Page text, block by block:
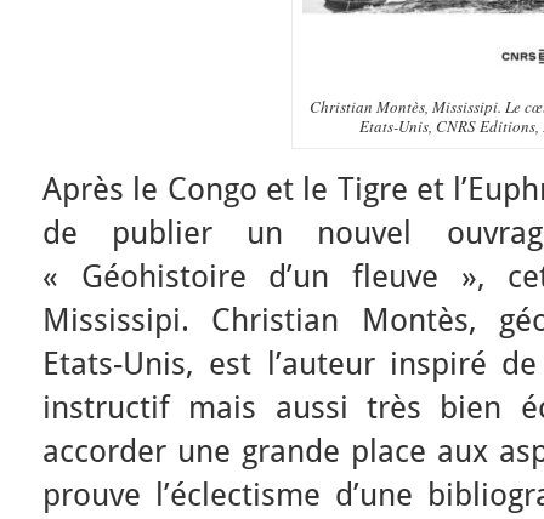
Christian Montès, Mississipi. Le
Etats-Unis, CNRS Editions,
Après le Congo et le Tigre et
de publier un nouvel
« Géohistoire d’un fleuve »,
Mississipi. Christian Montès,
Etats-Unis, est l’auteur inspiré
instructif mais aussi très bien
accorder une grande place aux
prouve l’éclectisme d’une